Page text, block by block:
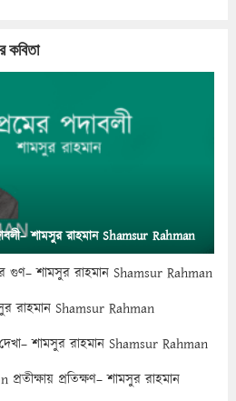
শামসুর রাহমান Shamsur Rahman
গুণ– শামসুর রাহমান Shamsur Rahman
রাহমান Shamsur Rahman
শামসুর রাহমান Shamsur Rahman
প্রতিক্ষণ– শামসুর রাহমান